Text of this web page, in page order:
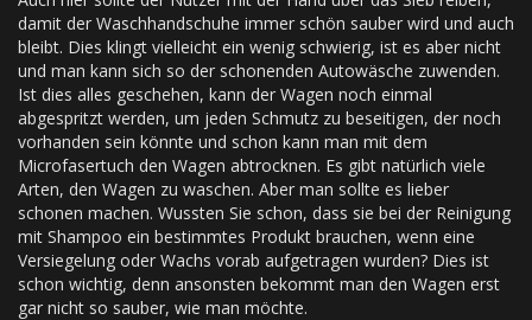
damit der Waschhandschuhe immer schön sauber wird und auch
bleibt. Dies klingt vielleicht ein wenig schwierig, ist es aber nicht
und man kann sich so der schonenden Autowäsche zuwenden.
Ist dies alles geschehen, kann der Wagen noch einmal
abgespritzt werden, um jeden Schmutz zu beseitigen, der noch
vorhanden sein könnte und schon kann man mit dem
Microfasertuch den Wagen abtrocknen. Es gibt natürlich viele
Arten, den Wagen zu waschen. Aber man sollte es lieber
schonen machen. Wussten Sie schon, dass sie bei der Reinigung
mit Shampoo ein bestimmtes Produkt brauchen, wenn eine
Versiegelung oder Wachs vorab aufgetragen wurden? Dies ist
schon wichtig, denn ansonsten bekommt man den Wagen erst
gar nicht so sauber, wie man möchte.